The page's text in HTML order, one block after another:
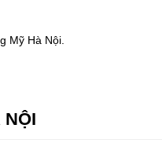
Mỹ Hà Nội.
NỘI